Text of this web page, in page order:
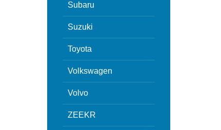
Subaru
Suzuki
Toyota
Volkswagen
Volvo
ZEEKR